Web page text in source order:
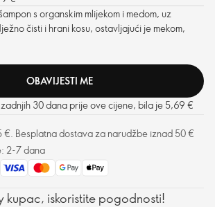
s organskim mlijekom i medom, uz
čisti i hrani kosu, ostavljajući je mekom,
OBAVIJESTI ME
30 dana prije ove cijene, bila je 5,69 €
€. Besplatna dostava za narudžbe iznad 50 €
2-7 dana
kupac, iskoristite pogodnosti!